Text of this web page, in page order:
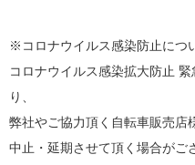
※コロナウイルス感染防止につ
コロナウイルス感染拡大防止
り、
弊社やご協力頂く自転車販売店
中止・延期させて頂く場合がご